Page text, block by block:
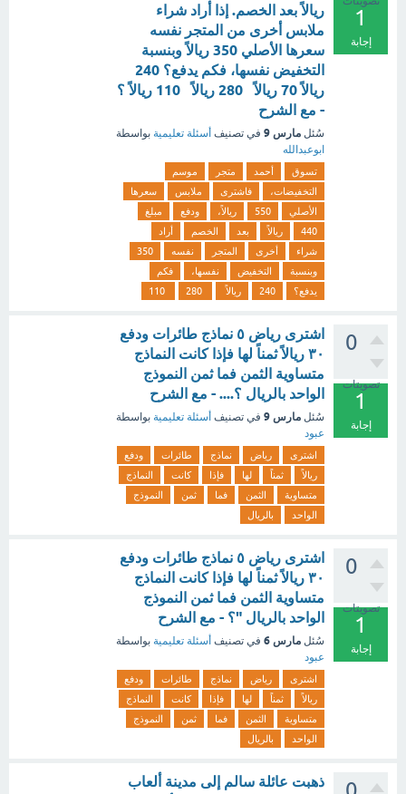
1
إجابة
ريالاً بعد الخصم. إذا أراد شراء
ملابس أخرى من المتجر نفسه
سعرها الأصلي 350 ريالاً وبنسبة
التخفيض نفسها، فكم يدفع؟ 240
ريالاً 70 ريالاً 280 ريالاً 110 ريالاً ؟
- مع الشرح
سُئل مارس 9 في تصنيف أسئلة تعليمية بواسطة
ابوعبدالله
تسوق أحمد متجر
موسم
التخفيضات،
فاشترى ملابس
سعرها
الأصلي
550 ريالاً، ودفع
مبلغ
440
ريالاً بعد الخصم
أراد
شراء
أخرى المتجر نفسه
350
وبنسبة
التخفيض نفسها،
فكم
يدفع؟
240 ريالاً
0
تصويتات
1
إجابة
اشترى رياض ٥ نماذج طائرات ودفع
٣٠ ريالاً ثمناً لها فإذا كانت النماذج
متساوية الثمن فما ثمن النموذج
الواحد بالريال ؟.... - مع الشرح
سُئل مارس 9 في تصنيف أسئلة تعليمية بواسطة
عبود
اشترى رياض نماذج طائرات
ودفع
ريالاً
ثمناً لها فإذا كانت
النماذج
متساوية
الثمن فما ثمن
النموذج
الواحد
بالريال
0
تصويتات
1
إجابة
اشترى رياض ٥ نماذج طائرات ودفع
٣٠ ريالاً ثمناً لها فإذا كانت النماذج
متساوية الثمن فما ثمن النموذج
الواحد بالريال "؟ - مع الشرح
سُئل مارس 6 في تصنيف أسئلة تعليمية بواسطة
عبود
اشترى رياض نماذج طائرات
ودفع
ريالاً
ثمناً لها فإذا كانت
النماذج
متساوية
الثمن فما ثمن
النموذج
الواحد
بالريال
ذهبت عائلة سالم إلى مدينة ألعاب